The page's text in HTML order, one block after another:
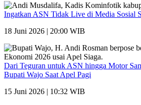
Ingatkan ASN Tidak Live di Media Sosial
18 Juni 2026 | 20:00 WIB
Dari Teguran untuk ASN hingga Motor
Bupati Wajo Saat Apel Pagi
15 Juni 2026 | 10:32 WIB